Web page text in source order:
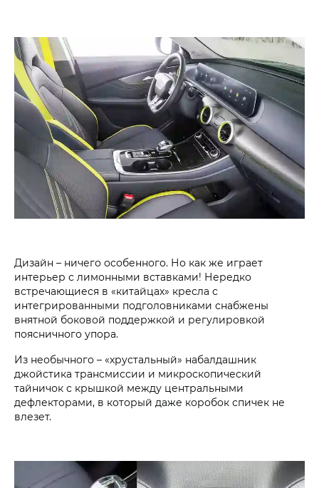
Дизайн – ничего особенного. Но как же играет
интерьер с лимонными вставками! Нередко
встречающиеся в «китайцах» кресла с
интегрированными подголовниками снабжены
внятной боковой поддержкой и регулировкой
поясничного упора.
Из необычного – «хрустальный» набалдашник
джойстика трансмиссии и микроскопический
тайничок с крышкой между центральными
дефлекторами, в который даже коробок ­спичек не
влезет.